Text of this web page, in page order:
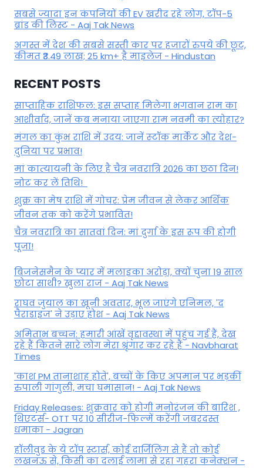
सबसे ज्यादा इन कंपनियों की EV खरीद रहे लोग, टॉप-5
ब्रांड की लिस्ट - Aaj Tak News
अगस्त में देश की सबसे सस्ती कार पर हजारों रुपये की छूट,
कीमत ₹3.49 लाख; 25 km+ है माइलेज - Hindustan
RECENT POSTS
साप्ताहिक राशिफल: इस सप्ताह मिलेगा भगवान राम का
आशीर्वाद, जानें कब मनाया जाएगा राम नवमी का त्योहार?
मंगल का कुंभ राशि में उदय: जानें स्‍टॉक मार्केट और देश-
दुनिया पर प्रभाव!
मां कात्‍यायनी के लिए है चैत्र नवरात्रि 2026 का छठा दिन!
नोट कर लें तिथि!
शुक्र का मेष राशि में गोचर: प्रेम जीवन से लेकर आर्थिक
जीवन तक को करेंगे प्रभावित!
चैत्र नवरात्रि का सातवां दिन: मां दुर्गा के इस रूप की होगी
पूजा!
बिजनेसमैन के प्यार में मलाइका अरोड़ा, क्यों चुना 19 साल
छोटा साथी? खुला राज - Aaj Tak News
राघव जुयाल का खूनी अवतार, भूल जाएंगे एनिमल, 'द
पैराडाइज' ने उड़ाए होश - Aaj Tak News
अमिताभ बच्चन: हमारी आंखें वृद्दावस्था में पहुंच गई हैं, देख
रहे हैं कितने सारे लोग मेरा श्रृंगार कर रहे हैं - Navbharat
Times
'काश PM तानाशाह होते', बच्चों के किए अपमान पर भड़कीं
रुपाली गांगुली, मचा घमासान! - Aaj Tak News
Friday Releases: शुक्रवार को होगी मनोरंजन की बारिश ,
थिएटर्स- OTT पर 10 सीरीज-फिल्में करेंगी जबरदस्त
धमाका - Jagran
हॉलीवुड के ये टॉप स्टार्स, कोई दार्जिलिंग से हैं तो कोई
लखनऊ से, किसी का दलाई लामा से रहा गहरा कनेक्शन -